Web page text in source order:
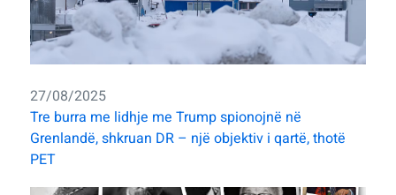
27/08/2025
Tre burra me lidhje me Trump spionojnë në
Grenlandë, shkruan DR – një objektiv i qartë, thotë
PET